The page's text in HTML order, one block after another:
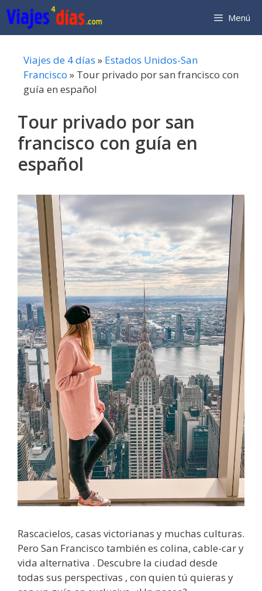
Saltar
al
contenido
Menú
Viajes de 4 días » Estados Unidos-San
Francisco » Tour privado por san francisco con
guía en español
Tour privado por san
francisco con guía en
español
Rascacielos, casas victorianas y muchas culturas.
Pero San Francisco también es colina, cable-car y
vida alternativa . Descubre la ciudad desde
todas sus perspectivas , con quien tú quieras y